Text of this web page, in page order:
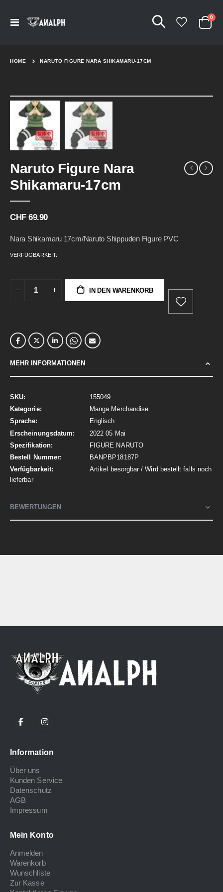
Navigation
Cart
0
HOME NARUTO FIGURE NARA SHIKAMARU-17CM
Naruto Figure Nara
Shikamaru-17cm
CHF 69.90
Nara Shikamaru 17cm/Naruto Shippuden Figure PVC
VERFÜGBARKEIT:
IN DEN WARENKORB
MEHR INFORMATIONEN
Mehr
Informationen
155049
Manga Merchandise
Englisch
2022 05 Mai
FIGURE NARUTO
BANPBP18187P
Artikel besorgbar / Wird bestellt falls noch
lieferbar
BEWERTUNGEN
Skip
end
the
images
gallery
to
the
beginning
images
Information
Über uns
Kunden Service
Datenschutz
AGB
Impressum
Mein Konto
Anmelden
Warenkorb
Wunschliste
Zur Kasse